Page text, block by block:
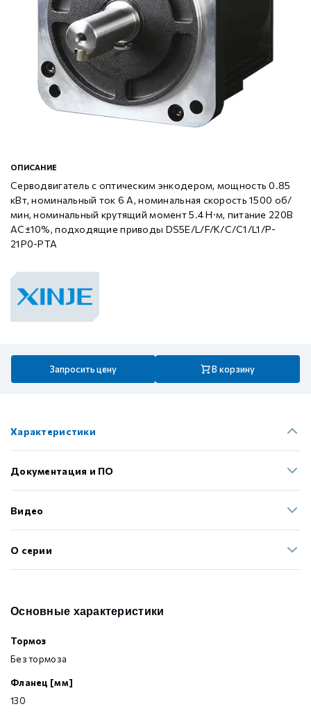
ОПИСАНИЕ
Серводвигатель с оптическим энкодером, мощность 0.85
кВт, номинальный ток 6 А, номинальная скорость 1500 об/
мин, номинальный крутящий момент 5.4 Н·м, питание 220В
AC±10%, подходящие приводы DS5E/L/F/K/C/C1/L1/P-
21P0-PTA
Запросить цену В корзину
Характеристики
Документация и ПО
Видео
О серии
Основные характеристики
Тормоз
Без тормоза
Фланец [мм]
130
Стабур
Xinje XD
Xinje XP (PLC+HMI)
Xinje HVAC
Беспроводное оборудование WoMaster
SFP модули WoMaster
Xinje Аксессуары
Серводрайверы Xinje DL6 Высокоточные
Серводвигатели Xinje MS6
Серводвигатели Xinje MF3
Аксессуары Xinje
Шаговые драйверы Xinje DP3L (высоковольтные
импульсные с разомкнутым контуром)
Шаговые драйверы Xinje DP3S (Modbus RTU, с
замкнутым контуром)
Шаговые драйверы Xinje DP3SL (Modbus RTU, с
разомкнутым контуром)
управления
Шаговые двигатели MP3 с разомкнутым контуром
управления